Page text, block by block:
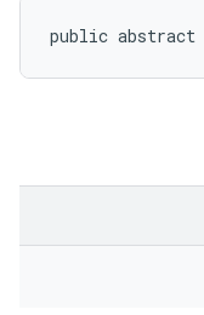
public abstract